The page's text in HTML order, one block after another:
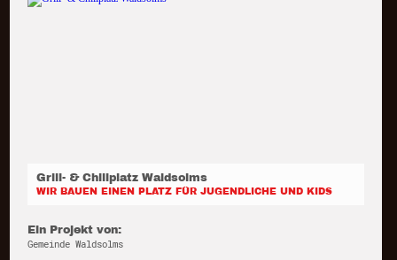
Grill- & Chillplatz Waldsolms
WIR BAUEN EINEN PLATZ FÜR JUGENDLICHE UND KIDS
Ein Projekt von:
Gemeinde Waldsolms